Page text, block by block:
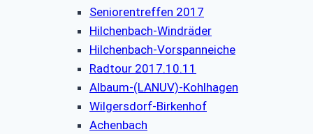
Seniorentreffen 2017
Hilchenbach-Windräder
Hilchenbach-Vorspanneiche
Radtour 2017.10.11
Albaum-(LANUV)-Kohlhagen
Wilgersdorf-Birkenhof
Achenbach